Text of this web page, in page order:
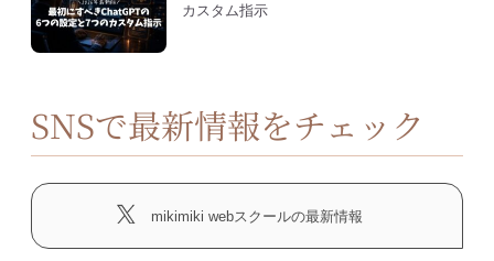
カスタム指示
SNSで最新情報をチェック
mikimiki webスクールの最新情報